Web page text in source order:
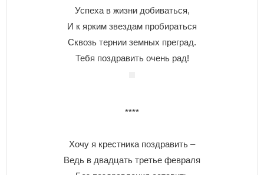
Успеха в жизни добиваться,
И к ярким звездам пробираться
Сквозь тернии земных преград.
Тебя поздравить очень рад!
****
Хочу я крестника поздравить –
Ведь в двадцать третье февраля